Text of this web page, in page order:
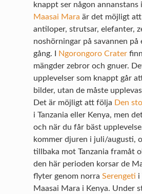
knappt ser någon annanstans i
Maasai Mara är det möjligt att
antiloper, strutsar, elefanter,
noshörningar på savannen på
gång. I
Ngorongoro Crater
mängder zebror och gnuer.
upplevelser som knappt går
bilder, utan de måste
Det är möjligt att följa Den
i Tanzania eller Kenya, men
och när du får bäst
kommer djuren i juli/augusti,
tillbaka mot Tanzania framåt
den här perioden korsar de
flyter genom norraSerengeti i
Maasai Mara i Kenya. Under